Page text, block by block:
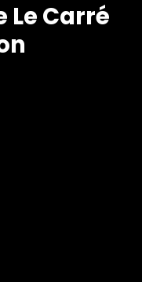
Le Carré